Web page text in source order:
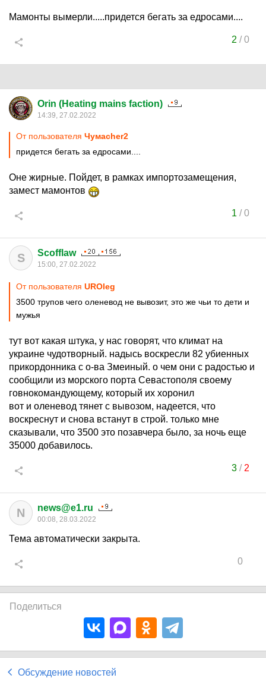
Мамонты вымерли.....придется бегать за едросами....
2 /0
Orin (Heating mains faction)
14:39, 27.02.2022
От пользователя Чумаcher2
придется бегать за едросами....
Оне жирные. Пойдет, в рамках импортозамещения,
замест мамонтов
1 /0
S Scofflaw
15:00, 27.02.2022
От пользователя UROleg
3500 трупов чего оленевод не вывозит, это же чьи то дети и
мужья
тут вот какая штука, у нас говорят, что климат на
украине чудотворный. надысь воскресли 82 убиенных
прикордонника с о-ва Змеиный. о чем они с радостью и
сообщили из морского порта Севастополя своему
говнокомандующему, который их хоронил
вот и оленевод тянет с вывозом, надеется, что
воскреснут и снова встанут в строй. только мне
сказывали, что 3500 это позавчера было, за ночь еще
35000 добавилось.
3/ 2
N news@e1.ru
00:08, 28.03.2022
Тема автоматически закрыта.
0
Поделиться
Обсуждение новостей